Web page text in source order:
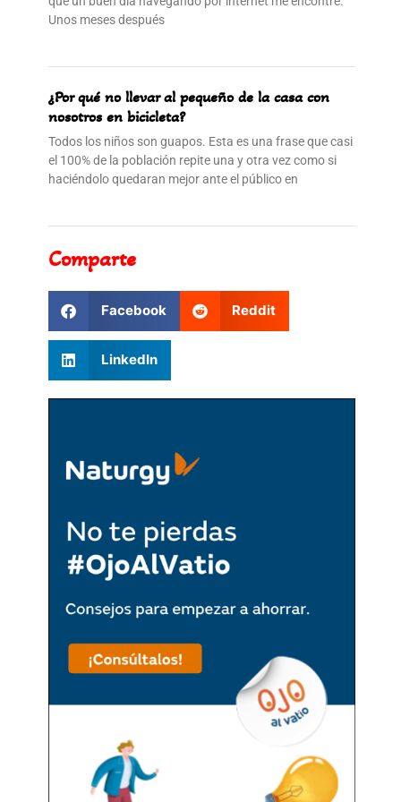
Unos meses después
¿Por qué no llevar al pequeño de la casa con
nosotros en bicicleta?
Todos los niños son guapos. Esta es una frase que casi
el 100% de la población repite una y otra vez como si
haciéndolo quedaran mejor ante el público en
Comparte
Facebook Reddit
LinkedIn